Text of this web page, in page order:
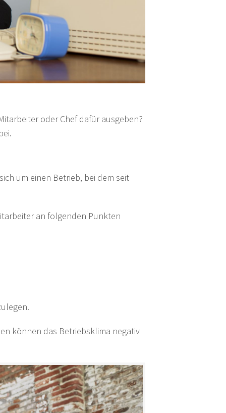
oder Chef dafür ausgeben?
um einen Betrieb, bei dem seit
an folgenden Punkten
können das Betriebsklima negativ